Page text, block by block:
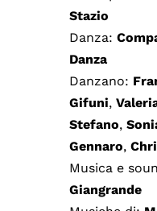
Stazio
Danza:
Danza
Danzano:
Gifuni,
Stefano,
Gennaro,
Musica e
Giangrande